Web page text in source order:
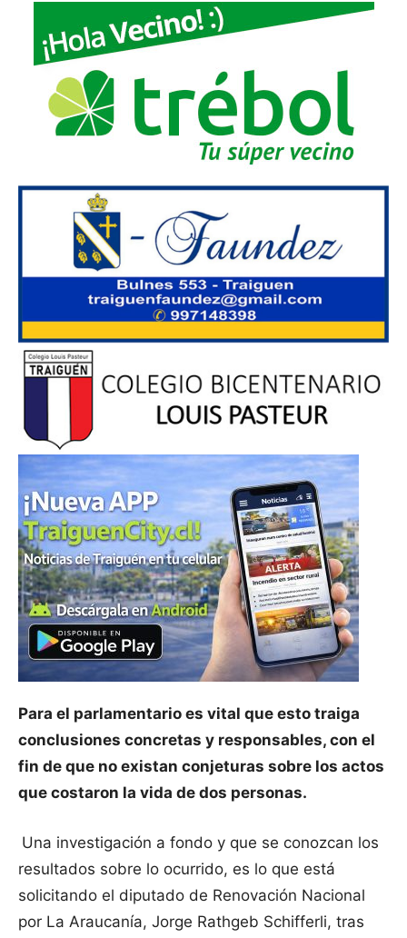
Para el parlamentario es vital que esto traiga
conclusiones concretas y responsables, con el
fin de que no existan conjeturas sobre los actos
que costaron la vida de dos personas.
Una investigación a fondo y que se conozcan los
resultados sobre lo ocurrido, es lo que está
solicitando el diputado de Renovación Nacional
por La Araucanía, Jorge Rathgeb Schifferli, tras